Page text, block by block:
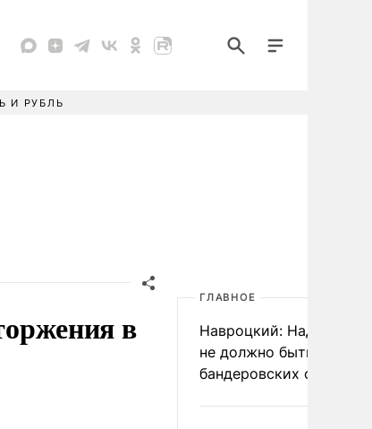
И РУБЛЬ
в
ГЛАВНОЕ
Навроцкий: Над
не должно быть
бандеровских флагов